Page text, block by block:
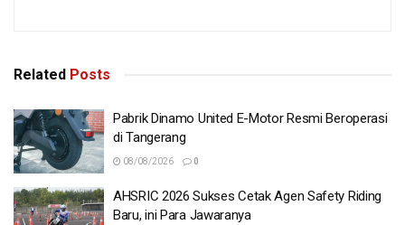
Related Posts
Pabrik Dinamo United E-Motor Resmi Beroperasi
di Tangerang
08/08/2026 0
AHSRIC 2026 Sukses Cetak Agen Safety Riding
Baru, ini Para Jawaranya